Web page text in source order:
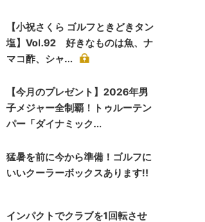
【小祝さくら ゴルフときどきタン
塩】Vol.92 好きなものは魚、ナ
マコ酢、シャ...
【今月のプレゼント】2026年男
子メジャー全制覇！トゥルーテン
パー「ダイナミック...
猛暑を前に今から準備！ゴルフに
いいクーラーボックスあります!!
インパクトでクラブを1回転させ